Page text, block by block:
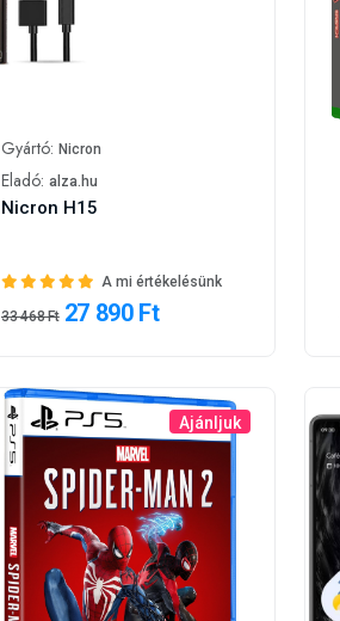
Gyártó: Nicron
Eladó: alza.hu
Nicron H15
A mi értékelésünk
33 468 Ft 27 890 Ft
Ajánljuk